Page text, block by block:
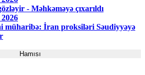
- Məhkəməyə çıxarıldı
müharibə: İran proksiləri Səudiyyəyə
Hamısı